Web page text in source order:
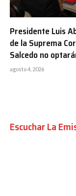
Presidente Luis
de la Suprema
Salcedo no
agosto 4, 2026
Escuchar La